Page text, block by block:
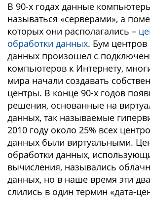
В 90-х годах данные
называться «серверами», а
которых они располагались –
обработки данных. Бум центров
данных произошел с
компьютеров к Интернету,
мира начали создавать
центры. В конце 90-х годов
решения, основанные на
данных, так называемые
2010 году около 25% всех
данных были виртуальными.
обработки данных,
вычисления, назывались
данных, но в наше время эти
слились в один термин «дата-